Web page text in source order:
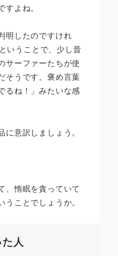
よね。
明したのですけれ
ということで、少し昔
サーファーたちが使
そうです。褒め言葉
るね！」みたいな感
意訳しましょう。
、惰眠を貪っていて
ことでしょうか。
人